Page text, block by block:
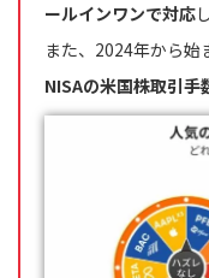
ールインワンで対応
また、2024年から始
NISAの米国株取引手